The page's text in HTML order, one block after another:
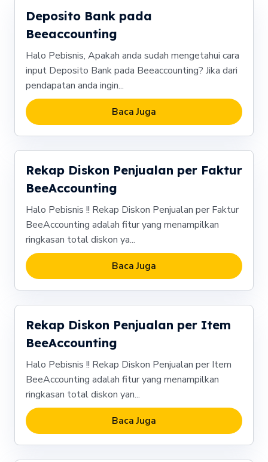
Deposito Bank pada
Beeaccounting
Halo Pebisnis, Apakah anda sudah mengetahui cara
input Deposito Bank pada Beeaccounting? Jika dari
pendapatan anda ingin...
Baca Juga
Rekap Diskon Penjualan per Faktur
BeeAccounting
Halo Pebisnis !! Rekap Diskon Penjualan per Faktur
BeeAccounting adalah fitur yang menampilkan
ringkasan total diskon ya...
Baca Juga
Rekap Diskon Penjualan per Item
BeeAccounting
Halo Pebisnis !! Rekap Diskon Penjualan per Item
BeeAccounting adalah fitur yang menampilkan
ringkasan total diskon yan...
Baca Juga